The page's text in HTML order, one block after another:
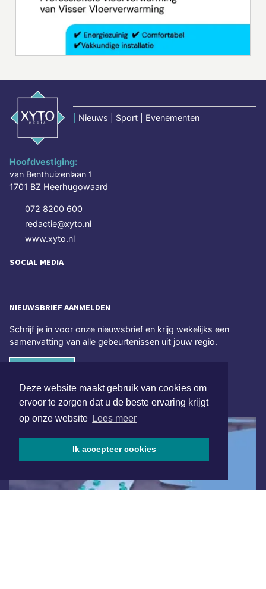
Deze website maakt gebruik van cookies om
ervoor te zorgen dat u de beste ervaring krijgt
op onze website Lees meer
Ik accepteer cookies
Nieuws | Sport | Evenementen
Hoofdvestiging:
van Benthuizenlaan 1
1701 BZ Heerhugowaard
072 8200 600
redactie@xyto.nl
www.xyto.nl
SOCIAL MEDIA
NIEUWSBRIEF AANMELDEN
Schrijf je in voor onze nieuwsbrief en krijg wekelijks een
samenvatting van alle gebeurtenissen uit jouw regio.
ONLINE DAGBLADEN